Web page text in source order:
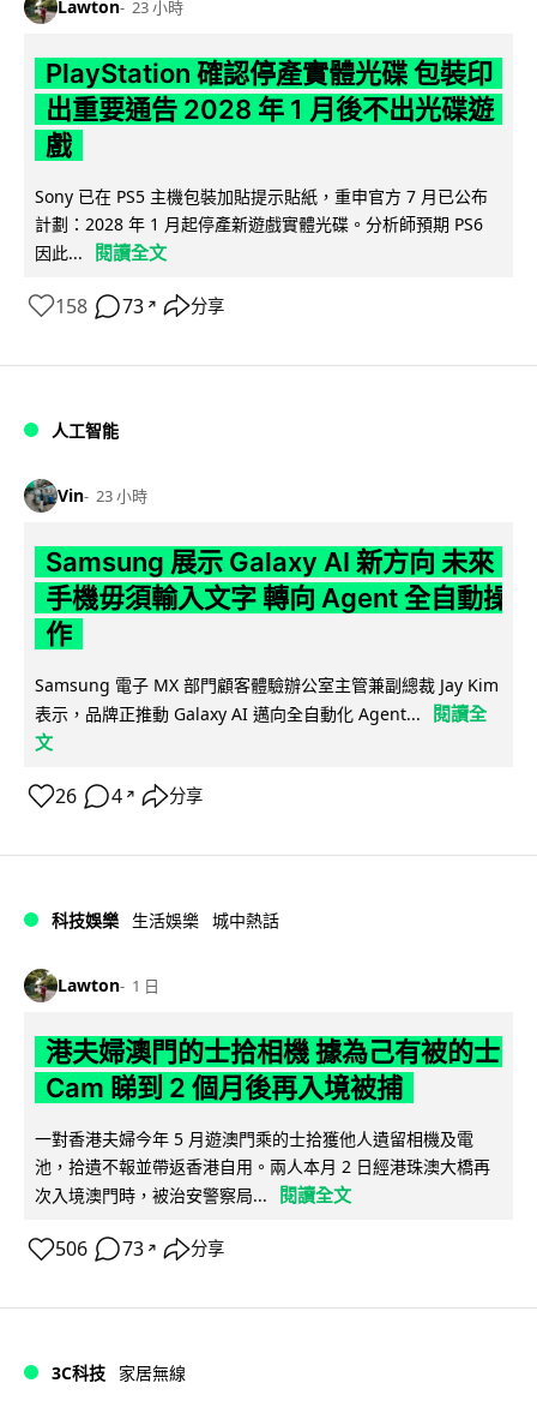
Lawton 23 小時
PlayStation 確認停產實體光碟 包裝印
出重要通告 2028 年 1 月後不出光碟遊
戲
Sony 已在 PS5 主機包裝加貼提示貼紙，重申官方 7 月已公布
計劃：2028 年 1 月起停產新遊戲實體光碟。分析師預期 PS6
因此...
閱讀全文
158 73 ↗ 分享
人工智能
Vin 23 小時
Samsung 展示 Galaxy AI 新方向 未來
手機毋須輸入文字 轉向 Agent 全自動操
作
Samsung 電子 MX 部門顧客體驗辦公室主管兼副總裁 Jay Kim
表示，品牌正推動 Galaxy AI 邁向全自動化 Agent...
閱讀全
文
26 4 ↗ 分享
科技娛樂 生活娛樂 城中熱話
Lawton 1 日
港夫婦澳門的士拾相機 據為己有被的士
Cam 睇到 2 個月後再入境被捕
一對香港夫婦今年 5 月遊澳門乘的士拾獲他人遺留相機及電
池，拾遺不報並帶返香港自用。兩人本月 2 日經港珠澳大橋再
次入境澳門時，被治安警察局...
閱讀全文
506 73 ↗ 分享
3C科技 家居無線